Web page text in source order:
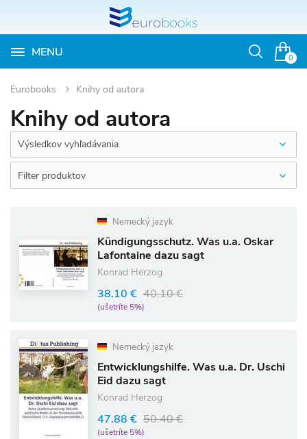
0
MENU
Otvoriť
Eurobooks Knihy od autora
Knihy od autora
Výsledkov vyhľadávania
Filter produktov
Nemecký jazyk
Kündigungsschutz. Was u.a. Oskar
Lafontaine dazu sagt
Konrad Herzog
38.10 € 40.10 €
(ušetríte 5%)
Nemecký jazyk
Entwicklungshilfe. Was u.a. Dr. Uschi
Eid dazu sagt
Konrad Herzog
47.88 € 50.40 €
(ušetríte 5%)